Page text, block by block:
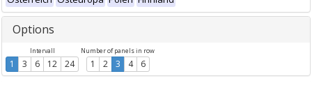
Options
Intervall
1 3 6 12 24
Number of panels in row
1 2 3 4 6